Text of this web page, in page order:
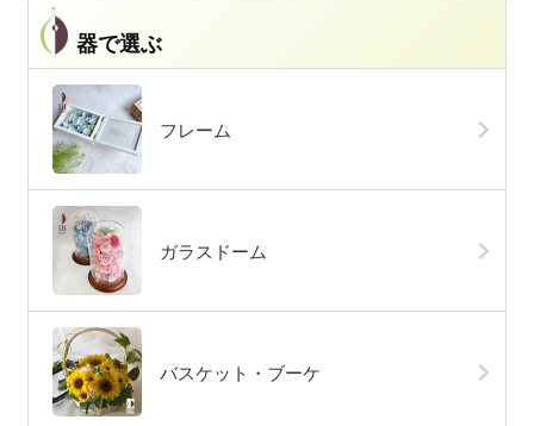
器で選ぶ
フレーム
ガラスドーム
バスケット・ブーケ